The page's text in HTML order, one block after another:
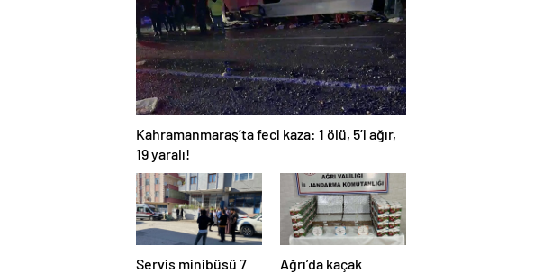
Kahramanmaraş’ta feci kaza: 1 ölü, 5’i ağır,
19 yaralı!
Servis minibüsü 7
Ağrı’da kaçak